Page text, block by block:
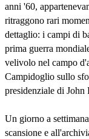
anni '60,
ritraggono rari
dettaglio: i campi di
prima guerra
velivolo nel campo
Campidoglio sullo
presidenziale di John
Un giorno a
scansione e